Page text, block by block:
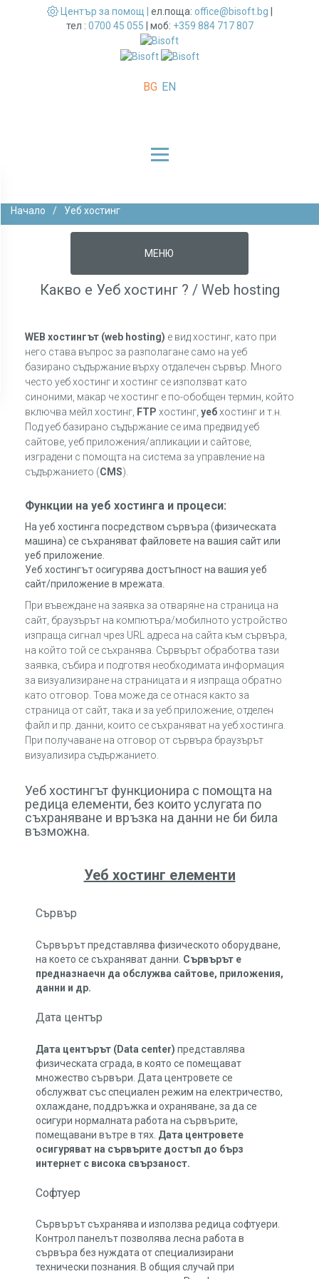
Център за помощ | ел.поща: office@bisoft.bg
тел : 0700 45 055 моб: +359 884 717 807
BG EN
Начало / Уеб хостинг
МЕНЮ
Какво е Уеб хостинг ? / Web hosting
WEB хостингът (web hosting) е вид хостинг, като при
него става въпрос за разполагане само на уеб
базирано съдържание върху отдалечен сървър. Много
често уеб хостинг и хостинг се използват като
синоними, макар че хостинг е по-обобщен термин, който
включва мейл хостинг, FTP хостинг, уебхостинг и т.н.
Под уеб базирано съдържание се има предвид уеб
сайтове, уеб приложения/апликации и сайтове,
изградени с помощта на система за управление на
съдържанието (CMS).
Функции на уеб хостинга и процеси:
На уеб хостинга посредством сървъра (физическата
машина) се съхраняват файловете на вашия сайт или
уеб приложение.
Уеб хостингът осигурява достъпност на вашия уеб
сайт/приложение в мрежата.
При въвеждане на заявка за отваряне на страница на
сайт, браузърът на компютъра/мобилното устройство
изпраща сигнал чрез URL адреса на сайта към сървъра,
на който той се съхранява. Сървърът обработва тази
заявка, събира и подготвя необходимата информация
за визуализиране на страницата и я изпраща обратно
като отговор. Това може да се отнася както за
страница от сайт, така и за уеб приложение, отделен
файл и пр. данни, които се съхраняват на уеб хостинга.
При получаване на отговор от сървъра браузърът
визуализира съдържанието.
Уеб хостингът функционира с помощта на
редица елементи, без които услугата по
съхраняване и връзка на данни не би била
възможна.
Уеб хостинг елементи
Сървър
Сървърът представлява физическото оборудване,
на което се съхраняват данни. Сървърът е
предназнаечн да обслужва сайтове, приложения,
данни и др.
Дата център
Дата центърът (Data center) представлява
физическата сграда, в която се помещават
множество сървъри. Дата центровете се
обслужват със специален режим на електричество,
охлаждане, поддръжка и охраняване, за да се
осигури нормалната работа на сървърите,
помещавани вътре в тях. Дата центровете
осигуряват на сървърите достъп до бърз
интернет с висока свързаност.
Софтуер
Сървърът съхранява и използва редица софтуери.
Контрол панелът позволява лесна работа в
сървъра без нуждата от специализирани
технически познания. В общия случай при